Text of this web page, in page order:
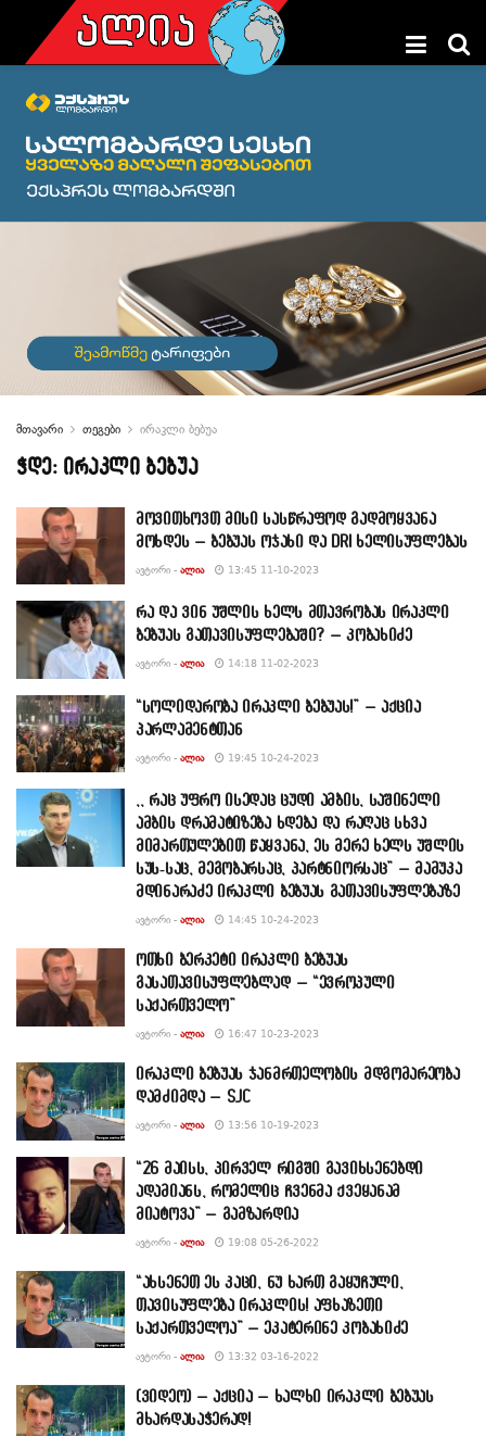
მთავარი თეგები ირაკლი ბებუა
ჭდე: ირაკლი ბებუა
მოვითხოვთ მისი სასწრაფოდ გადმოყვანა
მოხდეს – ბებუას ოჯახი და DRI ხელისუფლებას
ᲐᲕᲢᲝᲠᲘ - ᲐᲚᲘᲐ 13:45 11-10-2023
რა და ვინ უშლის ხელს მთავრობას ირაკლი
ბებუას გათავისუფლებაში? – კობახიძე
ᲐᲕᲢᲝᲠᲘ - ᲐᲚᲘᲐ 14:18 11-02-2023
“სოლიდარობა ირაკლი ბებუას!” – აქცია
პარლამენტთან
ᲐᲕᲢᲝᲠᲘ - ᲐᲚᲘᲐ 19:45 10-24-2023
,, რაც უფრო ისედაც ცუდი ამბის, საშინელი
ამბის დრამატიზება ხდება და რაღაც სხვა
მიმართულებით წაყვანა, ეს მერე ხელს უშლის
სუს-საც, მეგობარსაც, პარტნიორსაც” – მამუკა
მდინარაძე ირაკლი ბებუას გათავისუფლებაზე
ᲐᲕᲢᲝᲠᲘ - ᲐᲚᲘᲐ 14:45 10-24-2023
ოთხი ბერკეტი ირაკლი ბებუას
გასათავისუფლებლად – “ევროპული
საქართველო”
ᲐᲕᲢᲝᲠᲘ - ᲐᲚᲘᲐ 16:47 10-23-2023
ირაკლი ბებუას ჯანმრთელობის მდგომარეობა
დამძიმდა – SJC
ᲐᲕᲢᲝᲠᲘ - ᲐᲚᲘᲐ 13:56 10-19-2023
“26 მაისს, პირველ რიგში გავიხსენებდი
ადამიანს, რომელიც ჩვენმა ქვეყანამ
მიატოვა” – გამზარდია
ᲐᲕᲢᲝᲠᲘ - ᲐᲚᲘᲐ 19:08 05-26-2022
“ახსენეთ ეს კაცი, ნუ ხართ გაყუჩული,
თავისუფლება ირაკლის! აფხაზეთი
საქართველოა” – ეკატერინე კობახიძე
ᲐᲕᲢᲝᲠᲘ - ᲐᲚᲘᲐ 13:32 03-16-2022
(ვიდეო) – აქცია – ხალხი ირაკლი ბებუას
მხარდასაჭერად!